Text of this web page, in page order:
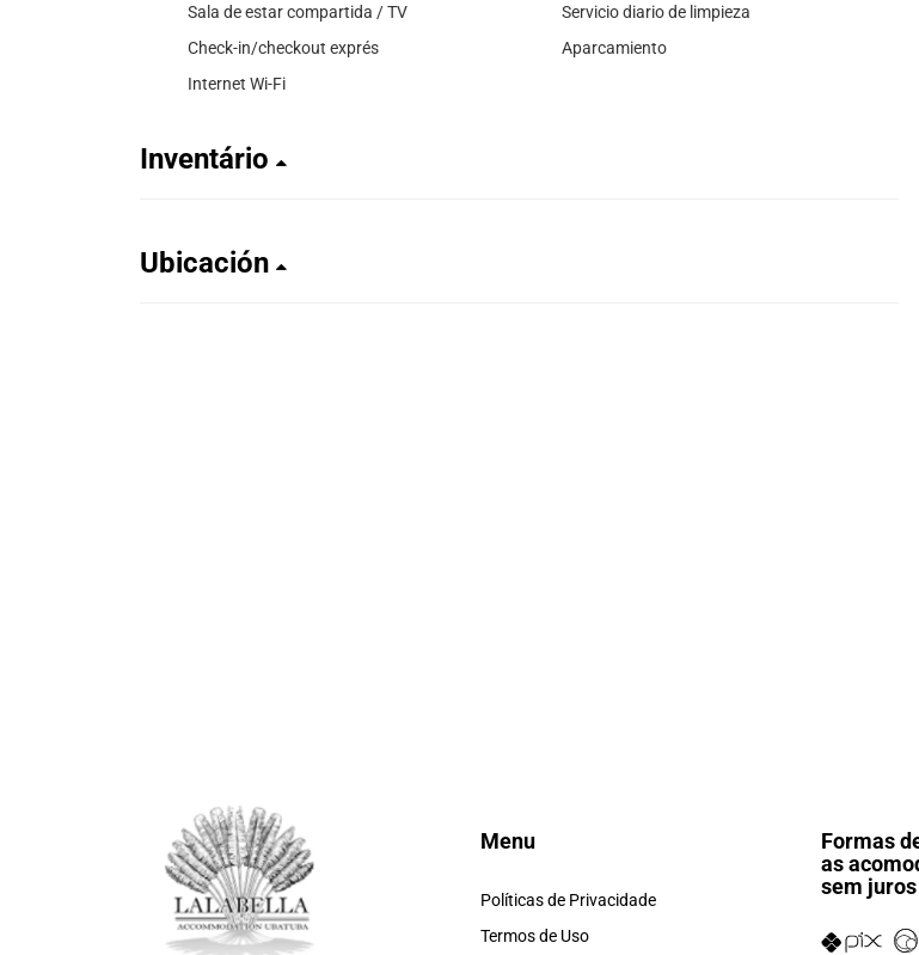
Sala de estar compartida / TV
Servicio diario de limpieza
Check-in/checkout exprés
Aparcamiento
Internet Wi-Fi
Inventário
Ubicación
Menu
Políticas de Privacidade
Termos de Uso
Formas
as
sem juros